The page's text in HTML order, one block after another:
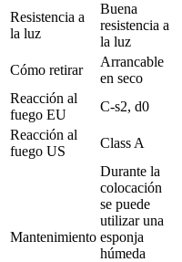
Resistencia a
la luz
Buena
resistencia a
la luz
Cómo retirar
Arrancable
en seco
Reacción al
fuego EU
C-s2, d0
Reacción al
fuego US
Class A
Mantenimiento
Durante la
colocación
se puede
utilizar una
esponja
húmeda